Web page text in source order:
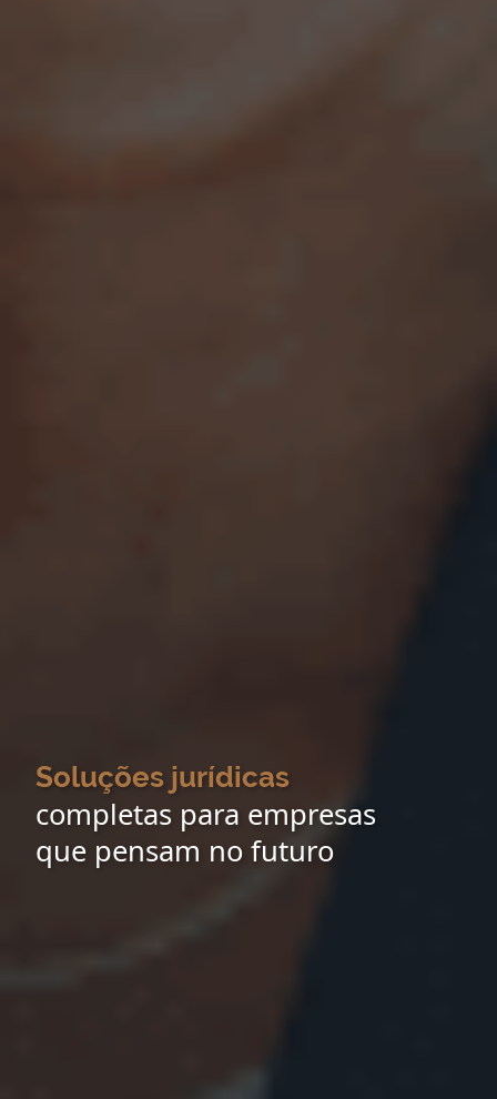
Soluções jurídicas
completas para empresas
que pensam no futuro